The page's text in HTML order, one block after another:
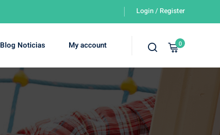
Login / Register
Blog Noticias My account 0